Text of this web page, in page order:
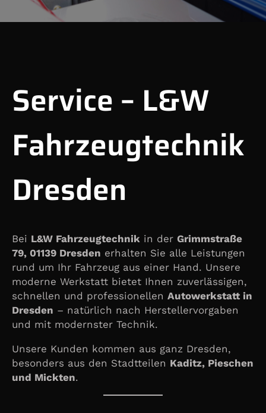
Service – L&W
Fahrzeugtechnik
Dresden
Bei L&W Fahrzeugtechnik in der Grimmstraße
79, 01139 Dresden erhalten Sie alle Leistungen
rund um Ihr Fahrzeug aus einer Hand. Unsere
moderne Werkstatt bietet Ihnen zuverlässigen,
schnellen und professionellen Autowerkstatt in
Dresden – natürlich nach Herstellervorgaben
und mit modernster Technik.
Unsere Kunden kommen aus ganz Dresden,
besonders aus den Stadtteilen Kaditz, Pieschen
und Mickten.